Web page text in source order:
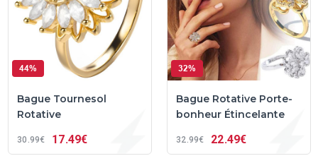
44%
Bague Tournesol
Rotative
30 99€ 17 49€
32%
Bague Rotative Porte-
bonheur Étincelante
32 99€ 22 49€